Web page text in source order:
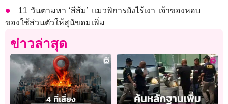
11 วันตามหา ‘สีส้ม’ แมวพิการยังไร้เงา เจ้าของหอบ
ของใช้ส่วนตัวให้สุนัขดมเพิ่ม
ข่าวล่าสุด